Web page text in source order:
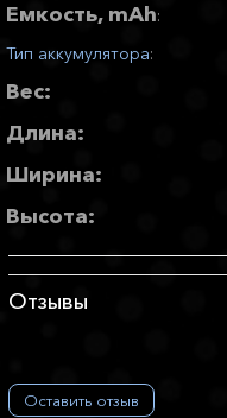
Емкость, mAh:
Тип аккумулятора:
Вес:
Длина:
Ширина:
Высота:
Отзывы
Оставить отзыв